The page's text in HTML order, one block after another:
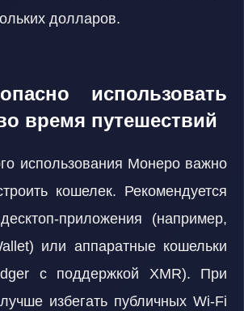
долларов.
использовать
время путешествий
использования Монеро важно
кошелек. Рекомендуется
приложения (например,
или аппаратные кошельки
с поддержкой XMR). При
избегать публичных Wi-Fi